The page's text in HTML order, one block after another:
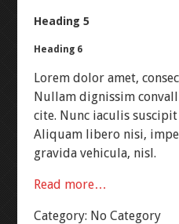
Heading 5
Heading 6
Lorem dolor amet,
Nullam dignissim
cite. Nunc iaculis
Aliquam libero nisi,
gravida vehicula, nisl.
Read more…
Category: No Category